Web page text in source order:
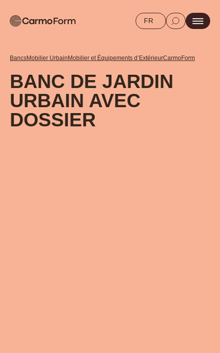
FR
BancsMobilier Urbain Mobilier et Équipements d’ExtérieurCarmoForm
BANC DE JARDIN
URBAIN AVEC
DOSSIER